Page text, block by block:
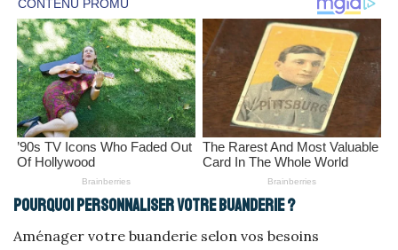
Pourquoi personnaliser votre buanderie ?
Aménager votre buanderie selon vos besoins